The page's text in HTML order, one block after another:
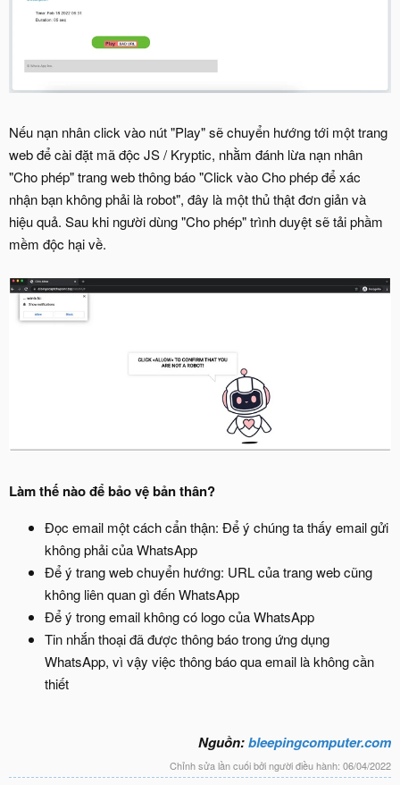
Nếu nạn nhân click vào nút "Play" sẽ chuyển hướng tới một trang
web để cài đặt mã độc JS / Kryptic, nhằm đánh lừa nạn nhân
"Cho phép" trang web thông báo "Click vào Cho phép để xác
nhận bạn không phải là robot", đây là một thủ thật đơn giản và
hiệu quả. Sau khi người dùng "Cho phép" trình duyệt sẽ tải phầm
mềm độc hại về.
Làm thế nào để bảo vệ bản thân?
Đọc email một cách cẩn thận: Để ý chúng ta thấy email gửi
không phải của WhatsApp
Để ý trang web chuyển hướng: URL của trang web cũng
không liên quan gì đến WhatsApp
Để ý trong email không có logo của WhatsApp
Tin nhắn thoại đã được thông báo trong ứng dụng
WhatsApp, vì vậy việc thông báo qua email là không cần
thiết
Nguồn:bleepingcomputer.com
Chỉnh sửa lần cuối bởi người điều hành: 06/04/2022